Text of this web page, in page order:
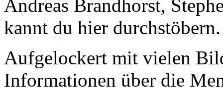
Andreas Brandhorst,
kannt du hier durchstöbern.
Aufgelockert mit vielen
Informationen über die